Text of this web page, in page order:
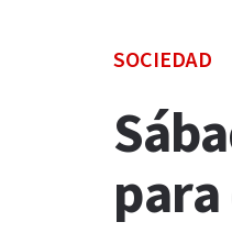
SOCIEDAD